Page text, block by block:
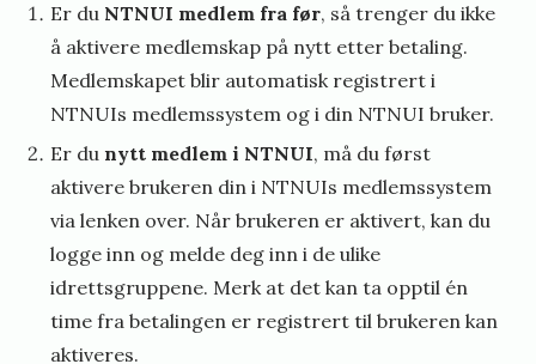
Er du NTNUI medlem fra før, så trenger du ikke
å aktivere medlemskap på nytt etter betaling.
Medlemskapet blir automatisk registrert i
NTNUIs medlemssystem og i din NTNUI bruker.
Er dunytt medlem i NTNUI, må du først
aktivere brukeren din i NTNUIs medlemssystem
via lenken over. Når brukeren er aktivert, kan du
logge inn og melde deg inn i de ulike
idrettsgruppene. Merk at det kan ta opptil én
time fra betalingen er registrert til brukeren kan
aktiveres.